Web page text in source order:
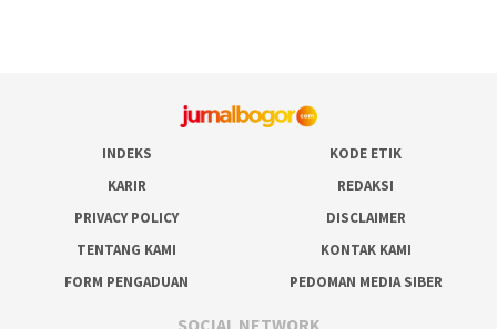
INDEKS
KODE ETIK
KARIR
REDAKSI
PRIVACY POLICY
DISCLAIMER
TENTANG KAMI
KONTAK KAMI
FORM PENGADUAN
PEDOMAN MEDIA SIBER